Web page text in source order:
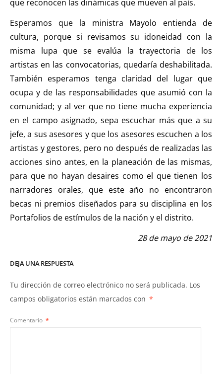
que reconocen las dinámicas que mueven al país.
Esperamos que la ministra Mayolo entienda de
cultura, porque si revisamos su idoneidad con la
misma lupa que se evalúa la trayectoria de los
artistas en las convocatorias, quedaría deshabilitada.
También esperamos tenga claridad del lugar que
ocupa y de las responsabilidades que asumió con la
comunidad; y al ver que no tiene mucha experiencia
en el campo asignado, sepa escuchar más que a su
jefe, a sus asesores y que los asesores escuchen a los
artistas y gestores, pero no después de realizadas las
acciones sino antes, en la planeación de las mismas,
para que no hayan desaires como el que tienen los
narradores orales, que este año no encontraron
becas ni premios diseñados para su disciplina en los
Portafolios de estímulos de la nación y el distrito.
28 de mayo de 2021
DEJA UNA RESPUESTA
Tu dirección de correo electrónico no será publicada. Los
campos obligatorios están marcados con *
Comentario *